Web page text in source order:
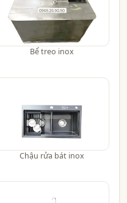
Bể treo inox
Chậu rửa bát inox